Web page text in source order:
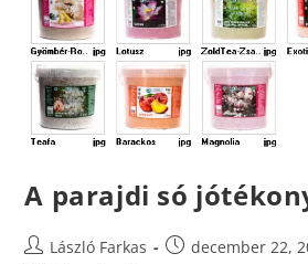
A parajdi só
László Farkas december 22,